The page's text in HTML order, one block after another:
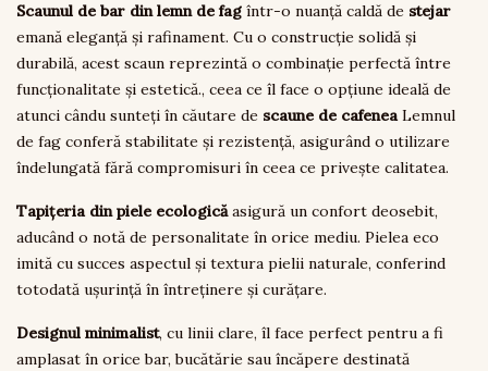
Scaunul de bar din lemn de fag într-o nuanță caldă de stejar
emană eleganță și rafinament. Cu o construcție solidă și
durabilă, acest scaun reprezintă o combinație perfectă între
funcționalitate și estetică., ceea ce îl face o opțiune ideală de
atunci cându sunteți în căutare de scaune de cafeneaLemnul
de fag conferă stabilitate și rezistență, asigurând o utilizare
îndelungată fără compromisuri în ceea ce privește calitatea.
Tapițeria din piele ecologicăasigură un confort deosebit,
aducând o notă de personalitate în orice mediu. Pielea eco
imită cu succes aspectul și textura pielii naturale, conferind
totodată ușurință în întreținere și curățare.
Designul minimalist, cu linii clare, îl face perfect pentru a fi
amplasat în orice bar, bucătărie sau încăpere destinată